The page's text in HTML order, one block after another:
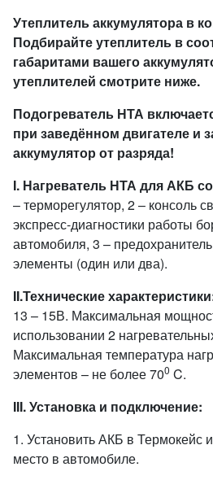
Утеплитель аккумулятора в
Подбирайте утеплитель в
габаритами вашего
утеплителей смотрите ниже.
Подогреватель НТА
при заведённом двигателе и
аккумулятор от разряда!
I. Нагреватель НТА для АКБ
– терморегулятор, 2 – консоль
экспресс-диагностики работы
автомобиля, 3 –
элементы (один или два).
II.Технические
13 – 15В. Максимальная
использовании 2
Максимальная температура
элементов – не более 700 C.
III. Установка и подключение:
1. Установить АКБ в Термокейс
место в автомобиле.